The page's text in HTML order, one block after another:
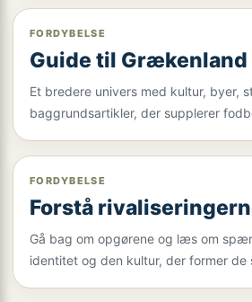
FORDYBELSE
Guide til Grækenland
Et bredere univers med kultur, byer,
baggrundsartikler, der supplerer
FORDYBELSE
Forstå
Gå bag om opgørene og læs om
identitet og den kultur, der former de